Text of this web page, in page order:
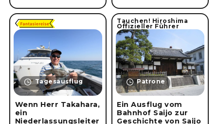
Tagesausflug
Wenn Herr Takahara,
ein
Niederlassungsleiter
Tauchen! Hiroshima
Offizieller Führer
Patrone
Ein Ausflug vom
Bahnhof Saijo zur
Geschichte von Saijo